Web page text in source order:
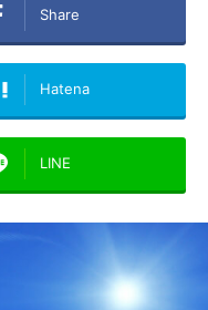
Share
Hatena
LINE